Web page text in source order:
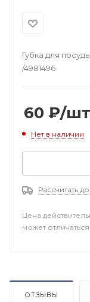
Губка для
/4981496
60 ₽/шт
Нет в наличии
Рассчитать
Цена
может
ОТЗЫВЫ